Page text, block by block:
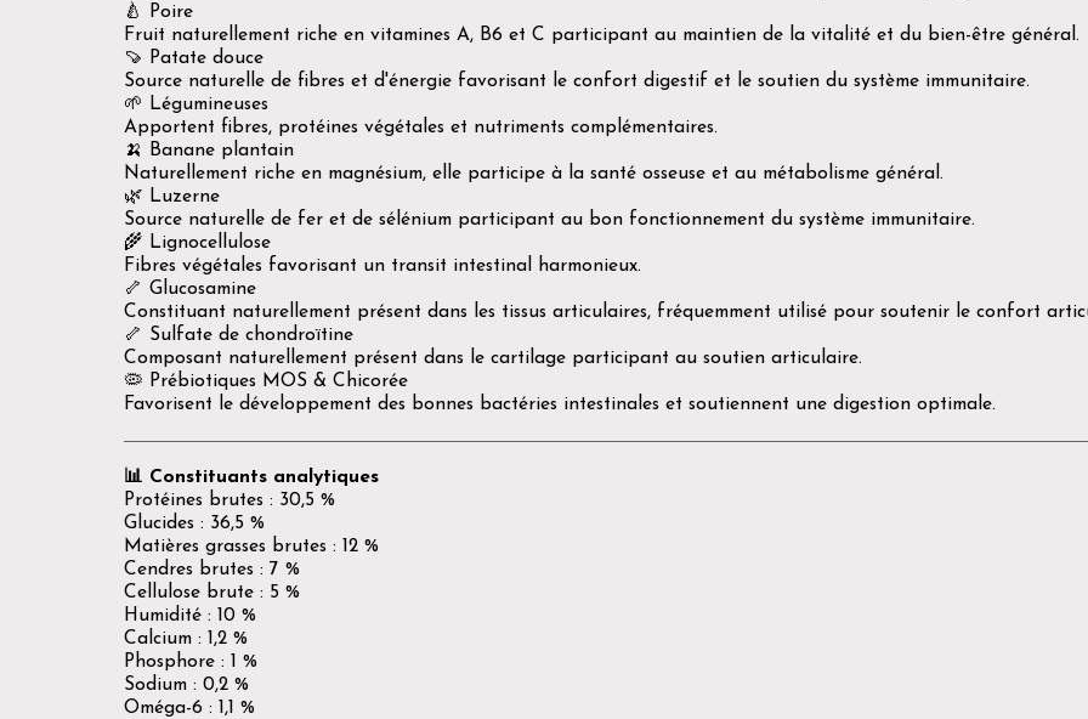
🍐 Poire
Fruit naturellement riche en vitamines A, B6 et C participant au maintien de la vitalité et du bien-être général.
🍠 Patate douce
Source naturelle de fibres et d'énergie favorisant le confort digestif et le soutien du système immunitaire.
🌱 Légumineuses
Apportent fibres, protéines végétales et nutriments complémentaires.
🍌 Banane plantain
Naturellement riche en magnésium, elle participe à la santé osseuse et au métabolisme général.
🌿 Luzerne
Source naturelle de fer et de sélénium participant au bon fonctionnement du système immunitaire.
🌾 Lignocellulose
Fibres végétales favorisant un transit intestinal harmonieux.
🦴 Glucosamine
Constituant naturellement présent dans les tissus articulaires, fréquemment utilisé pour soutenir le confort
🦴 Sulfate de chondroïtine
Composant naturellement présent dans le cartilage participant au soutien articulaire.
🦠 Prébiotiques MOS & Chicorée
Favorisent le développement des bonnes bactéries intestinales et soutiennent une digestion optimale.
📊 Constituants analytiques
Protéines brutes : 30,5 %
Glucides : 36,5 %
Matières grasses brutes : 12 %
Cendres brutes : 7 %
Cellulose brute : 5 %
Humidité : 10 %
Calcium : 1,2 %
Phosphore : 1 %
Sodium : 0,2 %
Oméga-6 : 1,1 %